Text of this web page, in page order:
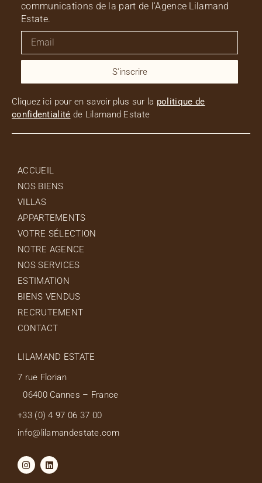
communications de la part de l'Agence Lilamand
Estate.
S'inscrire
Cliquez ici pour en savoir plus sur la politique de
confidentialité de Lilamand Estate
ACCUEIL
NOS BIENS
VILLAS
APPARTEMENTS
VOTRE SÉLECTION
NOTRE AGENCE
NOS SERVICES
ESTIMATION
BIENS VENDUS
RECRUTEMENT
CONTACT
LILAMAND ESTATE
7 rue Florian
06400 Cannes – France
+33 (0) 4 97 06 37 00
info@lilamandestate.com